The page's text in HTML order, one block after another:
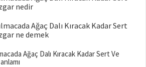
nedir
Ağaç Dalı Kıracak Kadar Sert
ne demek
Ağaç Dalı Kıracak Kadar Sert Ve